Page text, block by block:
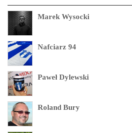
Marek Wysocki
Nafciarz 94
Paweł Dylewski
Roland Bury